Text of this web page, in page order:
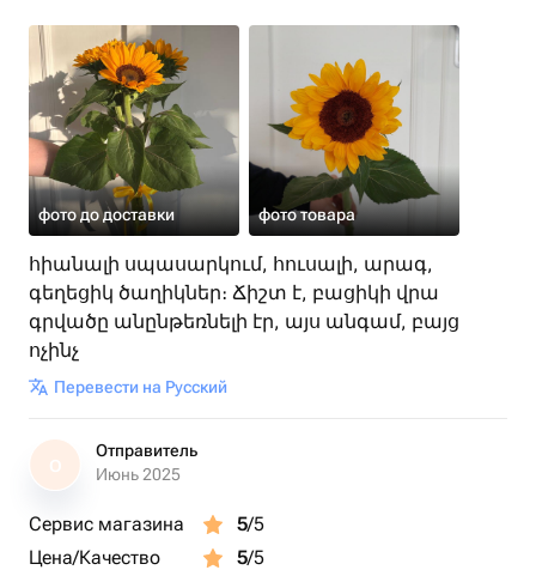
фото до доставки фото товара
հիանալի սպասարկում, հուսալի, արագ,
գեղեցիկ ծաղիկներ։ Ճիշտ է, բացիկի վրա
գրվածը անընթեռնելի էր, այս անգամ, բայց
ոչինչ
Перевести на Русский
О
Отправитель
Июнь 2025
Сервис магазина 5/5
Цена/Качество
5/5